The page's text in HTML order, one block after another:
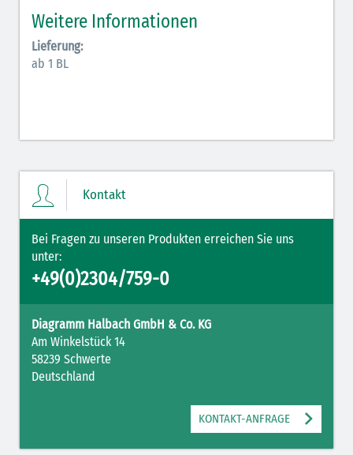
Elektrolyte Kalium (grün-blau)
Elektrolyte NaCl (grün)
Weitere Informationen
Lieferung:
ab 1 BL
Kontakt
Bei Fragen zu unseren Produkten erreichen Sie uns
unter:
+49(0)2304/759-0
Diagramm Halbach GmbH & Co. KG
Am Winkelstück 14
58239 Schwerte
Deutschland
KONTAKT-ANFRAGE